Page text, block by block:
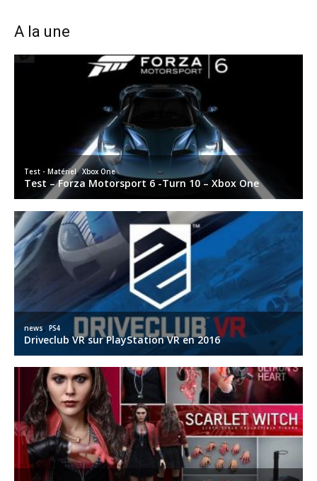
A la une